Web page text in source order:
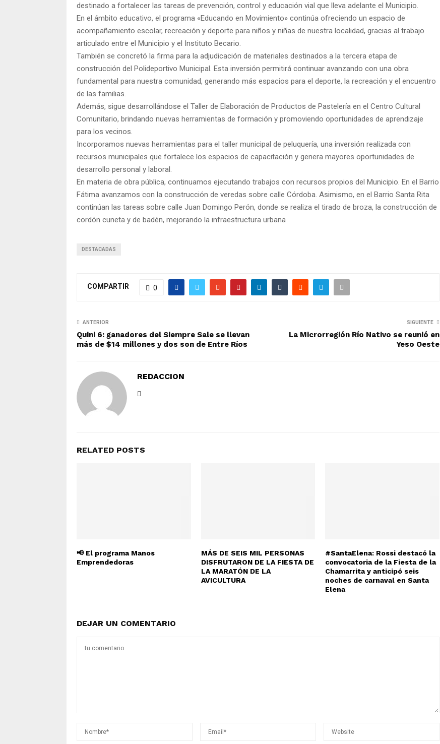
destinado a fortalecer las tareas de prevención, control y educación vial que lleva adelante el Municipio.
En el ámbito educativo, el programa «Educando en Movimiento» continúa ofreciendo un espacio de
acompañamiento escolar, recreación y deporte para niños y niñas de nuestra localidad, gracias al trabajo
articulado entre el Municipio y el Instituto Becario.
También se concretó la firma para la adjudicación de materiales destinados a la tercera etapa de
construcción del Polideportivo Municipal. Esta inversión permitirá continuar avanzando con una obra
fundamental para nuestra comunidad, generando más espacios para el deporte, la recreación y el encuentro
de las familias.
Además, sigue desarrollándose el Taller de Elaboración de Productos de Pastelería en el Centro Cultural
Comunitario, brindando nuevas herramientas de formación y promoviendo oportunidades de aprendizaje
para los vecinos.
Incorporamos nuevas herramientas para el taller municipal de peluquería, una inversión realizada con
recursos municipales que fortalece los espacios de capacitación y genera mayores oportunidades de
desarrollo personal y laboral.
En materia de obra pública, continuamos ejecutando trabajos con recursos propios del Municipio. En el Barrio
Fátima avanzamos con la construcción de veredas sobre calle Córdoba. Asimismo, en el Barrio Santa Rita
continúan las tareas sobre calle Juan Domingo Perón, donde se realiza el tirado de broza, la construcción de
cordón cuneta y de badén, mejorando la infraestructura urbana
DESTACADAS
COMPARTIR 0
ANTERIOR
Quini 6: ganadores del Siempre Sale se llevan
más de $14 millones y dos son de Entre Ríos
SIGUIENTE
La Microrregión Río Nativo se reunió en
Yeso Oeste
REDACCION
RELATED POSTS
📢 El programa Manos
Emprendedoras
MÁS DE SEIS MIL PERSONAS
DISFRUTARON DE LA FIESTA DE
LA MARATÓN DE LA
AVICULTURA
#SantaElena: Rossi destacó la
convocatoria de la Fiesta de la
Chamarrita y anticipó seis
noches de carnaval en Santa
Elena
DEJAR UN COMENTARIO